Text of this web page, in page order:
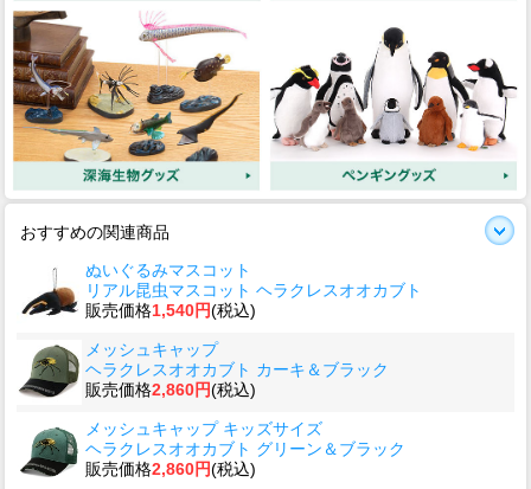
おすすめの関連商品
ぬいぐるみマスコット
リアル昆虫マスコット ヘラクレスオオカブト
販売価格1,540円(税込)
メッシュキャップ
ヘラクレスオオカブト カーキ＆ブラック
販売価格2,860円(税込)
メッシュキャップ キッズサイズ
ヘラクレスオオカブト グリーン＆ブラック
販売価格2,860円(税込)